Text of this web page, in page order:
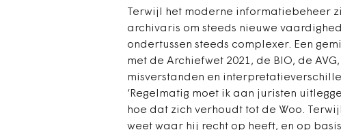
Terwijl het moderne informatiebeheer
archivaris om steeds nieuwe
ondertussen steeds complexer. Een
met de Archiefwet 2021, de BIO, de
misverstanden en
‘Regelmatig moet ik aan juristen
hoe dat zich verhoudt tot de Woo.
weet waar hij recht op heeft, en op